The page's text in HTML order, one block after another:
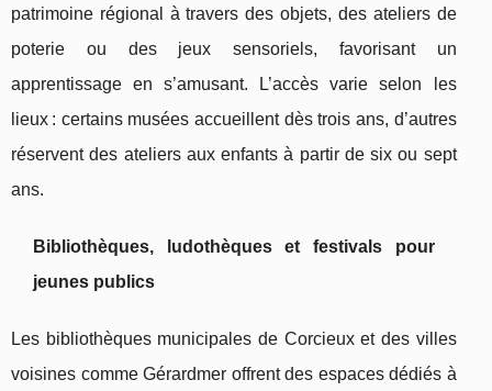
patrimoine régional à travers des objets, des ateliers de
poterie ou des jeux sensoriels, favorisant un
apprentissage en s’amusant. L’accès varie selon les
lieux : certains musées accueillent dès trois ans, d’autres
réservent des ateliers aux enfants à partir de six ou sept
ans.
Bibliothèques, ludothèques et festivals pour
jeunes publics
Les bibliothèques municipales de Corcieux et des villes
voisines comme Gérardmer offrent des espaces dédiés à